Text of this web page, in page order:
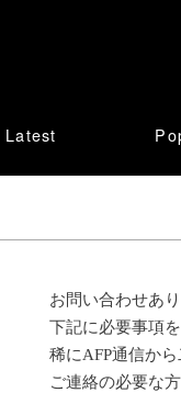
Latest
お問い合わせあ
下記に必要事項
稀にAFP通信か
ご連絡の必要な